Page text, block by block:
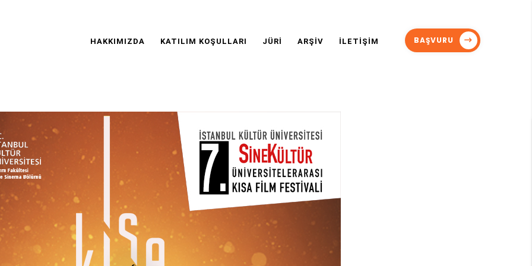
Navigation
HAKKIMIZDA KATILIM KOŞULLARI JÜRİ ARŞİV İLETİŞİM BAŞVURU